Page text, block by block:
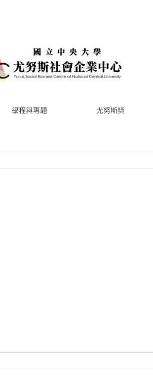
學程與專題 尤努斯獎